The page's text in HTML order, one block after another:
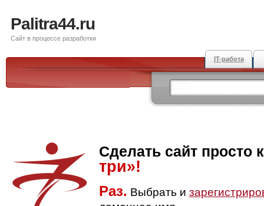
Palitra44.ru
Сайт в процессе разработки
IT-работа
Сделать сайт просто
три»!
Раз. Выбрать и